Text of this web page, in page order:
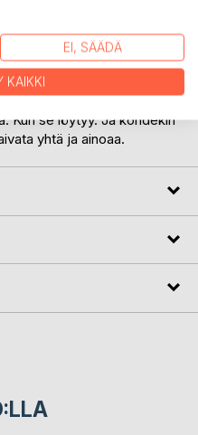
seurakuntien
loppua.
Välillä
Kun se löytyy. Ja kohdekin
yhtä ja ainoaa.
EI, SÄÄDÄ
KAIKKI